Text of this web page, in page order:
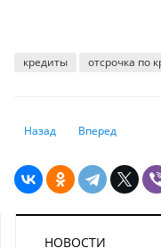
кредиты отсрочка по
Предыдущий: Спрос на
Назад Следующий:
Вперед
НОВОСТИ